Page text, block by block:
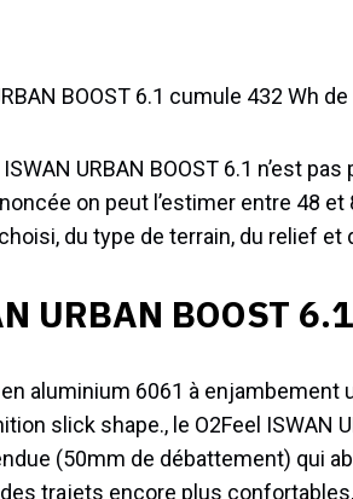
BOOST 6.1 cumule 432 Wh
URBAN BOOST 6.1 n’est
on peut l’estimer entre 48
du type de terrain, du relief et
URBAN BOOST
aluminium 6061 à enjambement
slick shape., le O2Feel ISWAN
(50mm de débattement) qui
trajets encore plus